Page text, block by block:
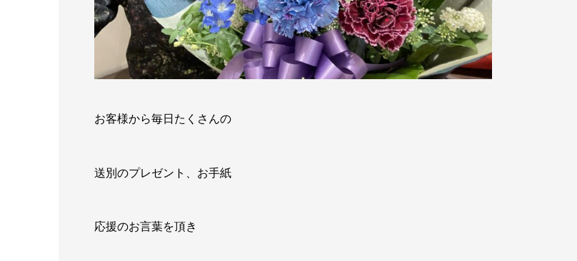
お客様から毎日たくさんの
送別のプレゼント、お手紙
応援のお言葉を頂き